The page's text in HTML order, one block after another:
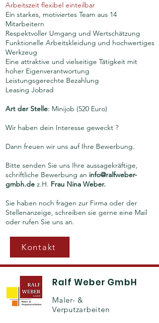
Arbeitszeit flexibel einteilbar
Ein starkes, motiviertes Team aus 14
Mitarbeitern
Respektvoller Umgang und Wertschätzung
Funktionelle Arbeitskleidung und hochwertiges
Werkzeug
Eine attraktive und vielseitige Tätigkeit mit
hoher Eigenverantwortung
Leistungsgerechte Bezahlung
Leasing Jobrad
Art der Stelle: Minijob (520 Euro)
Wir haben dein Interesse geweckt ?
Dann freuen wir uns auf Ihre Bewerbung.
Bitte senden Sie uns Ihre aussagekräftige,
schriftliche Bewerbung an info@ralfweber-
gmbh.de z.H. Frau Nina Weber.
Sie haben noch fragen zur Firma oder der
Stellenanzeige, schreiben sie gerne eine Mail
oder rufen Sie uns an.
Kontakt
Ralf Weber GmbH
Maler- &
Verputzarbeiten